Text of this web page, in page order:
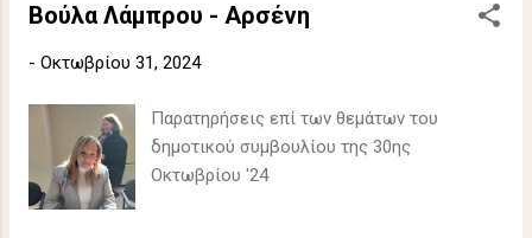
Βούλα Λάμπρου - Αρσένη
- Οκτωβρίου 31, 2024
Παρατηρήσεις επί των θεμάτων του
δημοτικού συμβουλίου της 30ης
Οκτωβρίου '24